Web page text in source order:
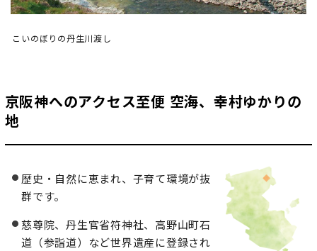
こいのぼりの丹生川渡し
京阪神へのアクセス至便 空海、幸村ゆかりの
地
歴史・自然に恵まれ、子育て環境が抜
群です。
慈尊院、丹生官省符神社、高野山町石
道（参詣道）など世界遺産に登録され